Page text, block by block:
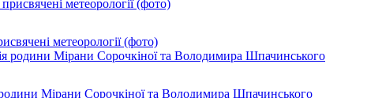
метеорології (фото)
Мірани Сорочкіної та Володимира Шпачинського